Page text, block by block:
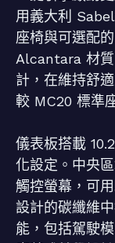
用義大利
座椅與可選配
Alcantara 材質
計，在維持舒
較 MC20 標準
儀表板搭載
化設定。中央
觸控螢幕，可
設計的碳纖維
能，包括駕駛